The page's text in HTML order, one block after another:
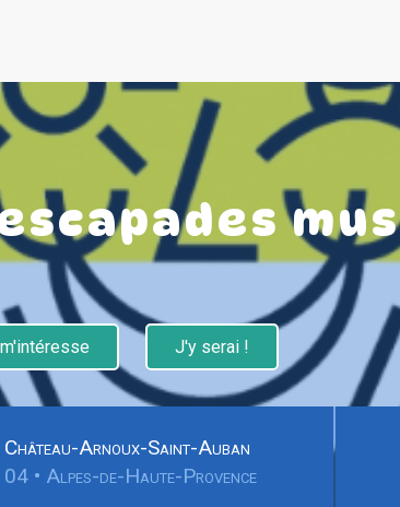
J'y serai !
Château-Arnoux-Saint-Auban
04 • Alpes-de-Haute-Provence